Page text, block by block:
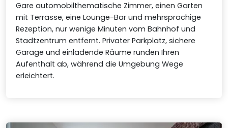
Gare automobilthematische Zimmer, einen Garten
mit Terrasse, eine Lounge-Bar und mehrsprachige
Rezeption, nur wenige Minuten vom Bahnhof und
Stadtzentrum entfernt. Privater Parkplatz, sichere
Garage und einladende Räume runden Ihren
Aufenthalt ab, während die Umgebung Wege
erleichtert.